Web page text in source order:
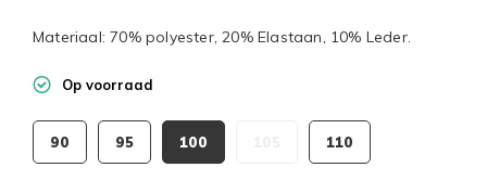
Materiaal: 70% polyester, 20% Elastaan, 10% Leder.
Op voorraad
90 95 100 110